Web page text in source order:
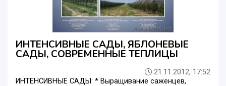
ИНТЕНСИВНЫЕ САДЫ, ЯБЛОНЕВЫЕ
САДЫ, СОВРЕМЕННЫЕ ТЕПЛИЦЫ
21.11.2012, 17:52
ИНТЕНСИВНЫЕ САДЫ: * Выращивание саженцев,